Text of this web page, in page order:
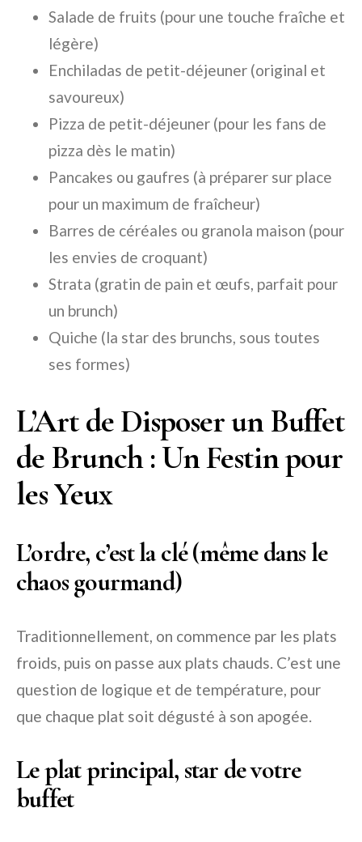
Salade de fruits (pour une touche fraîche et
légère)
Enchiladas de petit-déjeuner (original et
savoureux)
Pizza de petit-déjeuner (pour les fans de
pizza dès le matin)
Pancakes ou gaufres (à préparer sur place
pour un maximum de fraîcheur)
Barres de céréales ou granola maison (pour
les envies de croquant)
Strata (gratin de pain et œufs, parfait pour
un brunch)
Quiche (la star des brunchs, sous toutes
ses formes)
L’Art de Disposer un Buffet
de Brunch : Un Festin pour
les Yeux
L’ordre, c’est la clé (même dans le
chaos gourmand)
Traditionnellement, on commence par les plats
froids, puis on passe aux plats chauds. C’est une
question de logique et de température, pour
que chaque plat soit dégusté à son apogée.
Le plat principal, star de votre
buffet